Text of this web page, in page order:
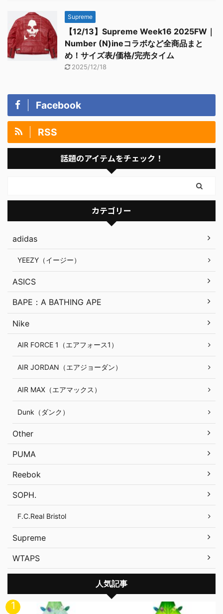
Supreme
【12/13】Supreme Week16 2025FW｜
Number (N)ineコラボなど全商品まと
め！サイズ表/価格/完売タイム
2025/12/18
Facebook
RSS
話題のアイテムをチェック！
カテゴリー
adidas
YEEZY（イージー）
ASICS
BAPE：A BATHING APE
Nike
AIR FORCE 1（エアフォース1）
AIR JORDAN（エアジョーダン）
AIR MAX（エアマックス）
Dunk（ダンク）
Other
PUMA
Reebok
SOPH.
F.C.Real Bristol
Supreme
WTAPS
人気記事